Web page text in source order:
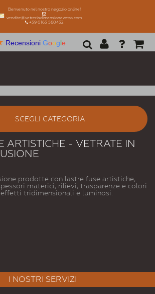
Benvenuto nel nostro negozio online!
vendite@vetreriadimensionevetro.com
+39 0163 560432
Recensioni Google
SCEGLI CATEGORIA
ARTISTICHE - VETRATE IN
prodotte con lastre fuse artistiche,
materici, rilievi, trasparenze e colori
tridimensionali e luminosi.
I NOSTRI SERVIZI